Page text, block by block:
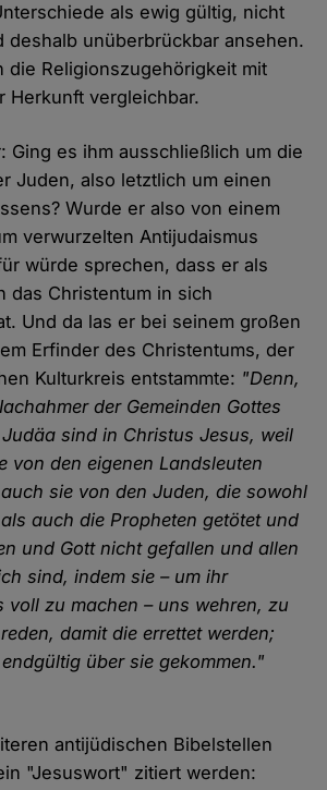
als ewig gültig, nicht
deshalb unüberbrückbar ansehen.
die Religionszugehörigkeit mit
Herkunft vergleichbar.
Ging es ihm ausschließlich um die
Juden, also letztlich um einen
Wurde er also von einem
verwurzelten Antijudaismus
würde sprechen, dass er als
das Christentum in sich
Und da las er bei seinem großen
Erfinder des Christentums, der
Kulturkreis entstammte: "Denn,
der Gemeinden Gottes
sind in Christus Jesus, weil
von den eigenen Landsleuten
sie von den Juden, die sowohl
auch die Propheten getötet und
und Gott nicht gefallen und allen
sind, indem sie – um ihr
voll zu machen – uns wehren, zu
damit die errettet werden;
über sie gekommen."
antijüdischen Bibelstellen
"Jesuswort" zitiert werden: